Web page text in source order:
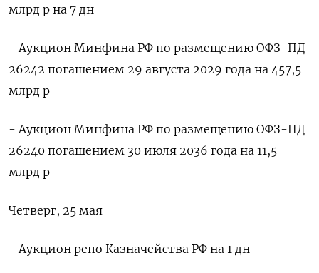
млрд р на 7 дн
- Аукцион Минфина РФ по размещению ОФЗ-ПД
26242 погашением 29 августа 2029 года на 457,5
млрд р
- Аукцион Минфина РФ по размещению ОФЗ-ПД
26240 погашением 30 июля 2036 года на 11,5
млрд р
Четверг, 25 мая
- Аукцион репо Казначейства РФ на 1 дн